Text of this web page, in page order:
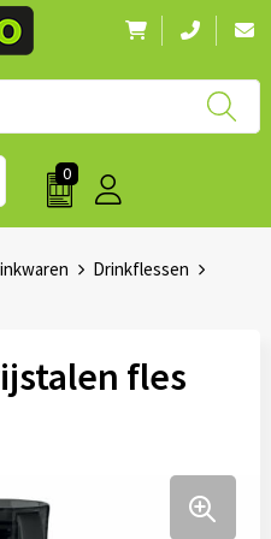
0
Drinkflessen
fles